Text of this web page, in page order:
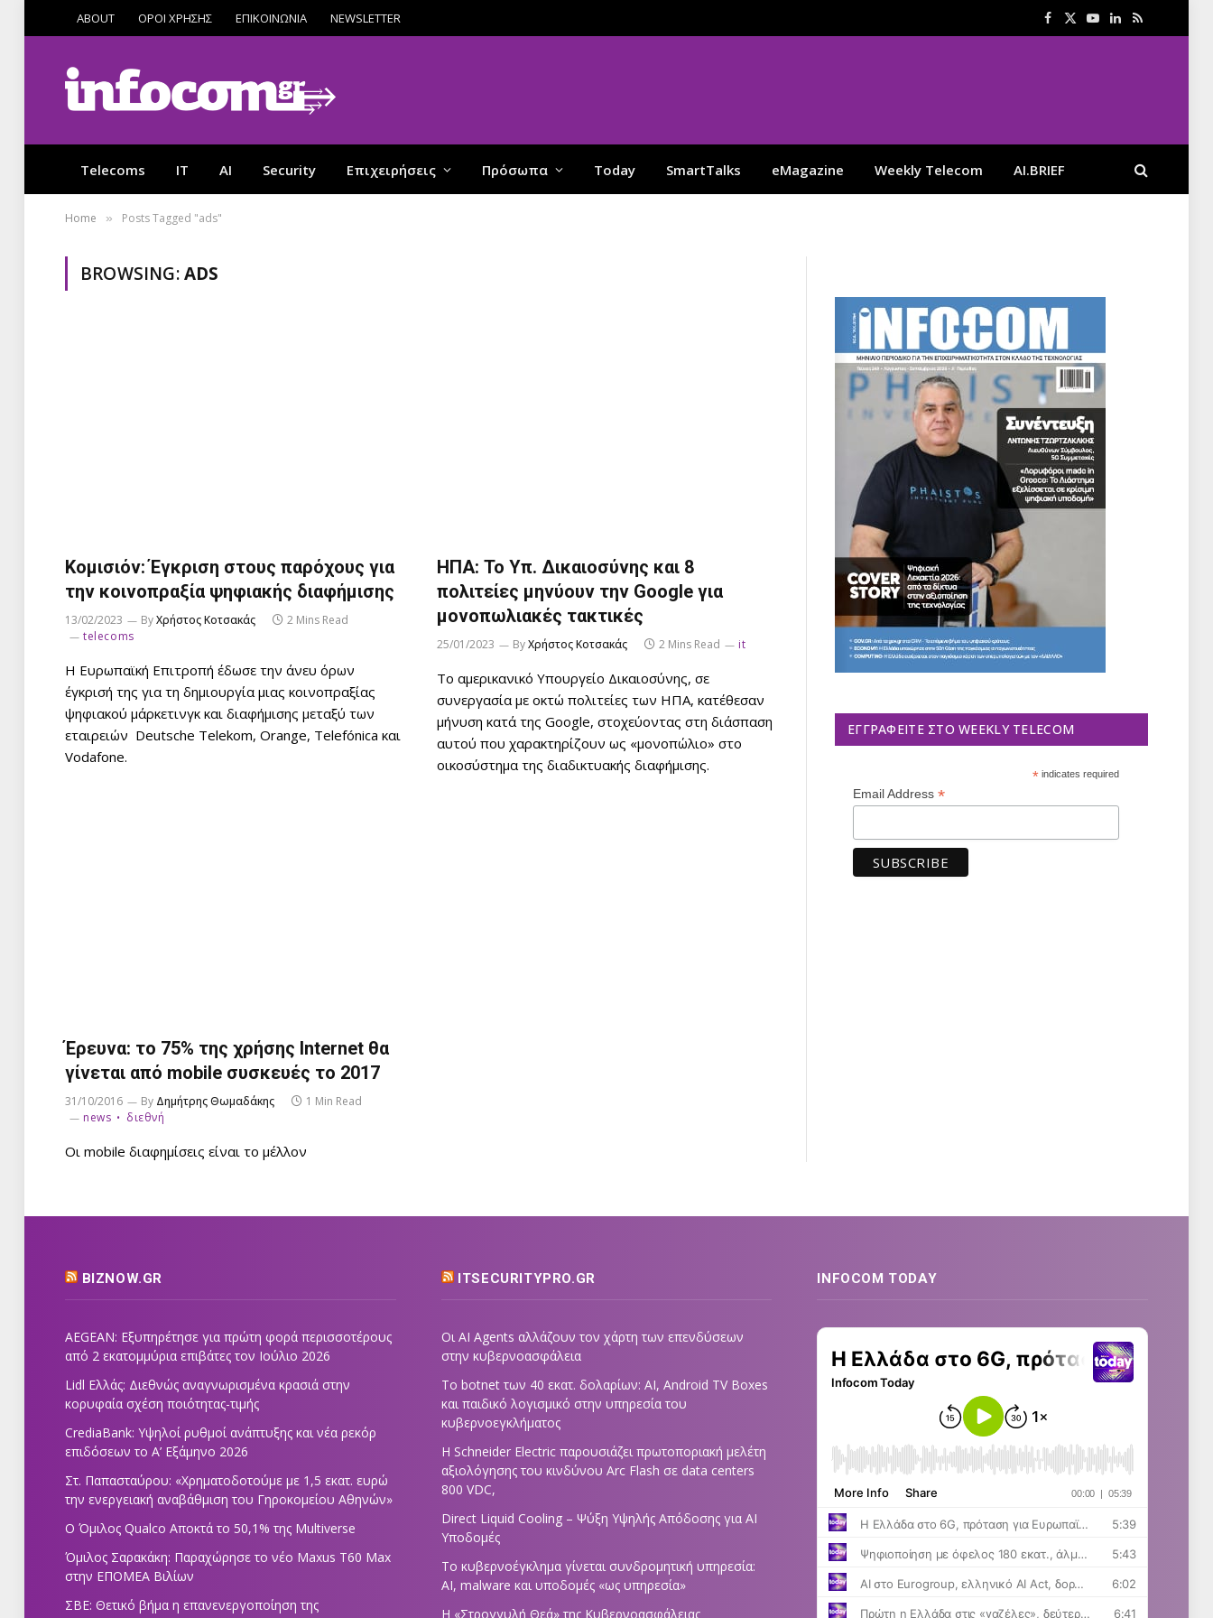
ABOUT ΟΡΟΙ ΧΡΗΣΗΣ ΕΠΙΚΟΙΝΩΝΙΑ NEWSLETTER Facebook
X
YouTube
LinkedIn
RSS
Telecoms IT AI Security Επιχειρήσεις Πρόσωπα Today SmartTalks eMagazine Weekly Telecom AI.BRIEF
Home » Posts Tagged "ads"
BROWSING:ADS
Κομισιόν: Έγκριση στους παρόχους για
την κοινοπραξία ψηφιακής διαφήμισης
13/02/2023 ByΧρήστος Κοτσακάς
2 Mins Read
telecoms
Η Ευρωπαϊκή Επιτροπή έδωσε την άνευ όρων
έγκρισή της για τη δημιουργία μιας κοινοπραξίας
ψηφιακού μάρκετινγκ και διαφήμισης μεταξύ των
εταιρειών Deutsche Telekom, Orange, Telefónica και
Vodafone.
ΗΠΑ: Το Υπ. Δικαιοσύνης και 8
πολιτείες μηνύουν την Google για
μονοπωλιακές τακτικές
25/01/2023 ByΧρήστος Κοτσακάς 2 Mins Read it
Το αμερικανικό Υπουργείο Δικαιοσύνης, σε
συνεργασία με οκτώ πολιτείες των ΗΠΑ, κατέθεσαν
μήνυση κατά της Google, στοχεύοντας στη διάσπαση
αυτού που χαρακτηρίζουν ως «μονοπώλιο» στο
οικοσύστημα της διαδικτυακής διαφήμισης.
Έρευνα: το 75% της χρήσης Internet θα
γίνεται από mobile συσκευές το 2017
31/10/2016 By Δημήτρης Θωμαδάκης
1 Min Read
news
διεθνή
Οι mobile διαφημίσεις είναι το μέλλον
ΕΓΓΡΑΦΕΊΤΕ ΣΤΟ WEEKLY TELECOM
*indicates required
Email Address *
BIZNOW.GR
AEGEAN: Εξυπηρέτησε για πρώτη φορά περισσοτέρους
από 2 εκατομμύρια επιβάτες τον Ιούλιο 2026
Lidl Ελλάς: Διεθνώς αναγνωρισμένα κρασιά στην
κορυφαία σχέση ποιότητας-τιμής
CrediaBank: Υψηλοί ρυθμοί ανάπτυξης και νέα ρεκόρ
επιδόσεων το Α’ Εξάμηνο 2026
Στ. Παπασταύρου: «Χρηματοδοτούμε με 1,5 εκατ. ευρώ
την ενεργειακή αναβάθμιση του Γηροκομείου Αθηνών»
Ο Όμιλος Qualco Αποκτά το 50,1% της Multiverse
Όμιλος Σαρακάκη: Παραχώρησε το νέο Maxus T60 Max
στην ΕΠΟΜΕΑ Βιλίων
ΣΒΕ: Θετικό βήμα η επανενεργοποίηση της
ITSECURITYPRO.GR
Οι AI Agents αλλάζουν τον χάρτη των επενδύσεων
στην κυβερνοασφάλεια
Το botnet των 40 εκατ. δολαρίων: AI, Android TV Boxes
και παιδικό λογισμικό στην υπηρεσία του
κυβερνοεγκλήματος
Η Schneider Electric παρουσιάζει πρωτοποριακή μελέτη
αξιολόγησης του κινδύνου Arc Flash σε data centers
800 VDC,
Direct Liquid Cooling – Ψύξη Υψηλής Απόδοσης για AI
Υποδομές
Το κυβερνοέγκλημα γίνεται συνδρομητική υπηρεσία:
AI, malware και υποδομές «ως υπηρεσία»
Η «Στρογγυλή Θεά» της Κυβερνοασφάλειας
INFOCOM TODAY